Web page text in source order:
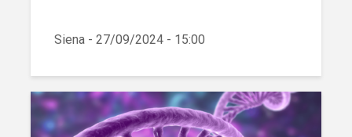
Siena - 27/09/2024 - 15:00